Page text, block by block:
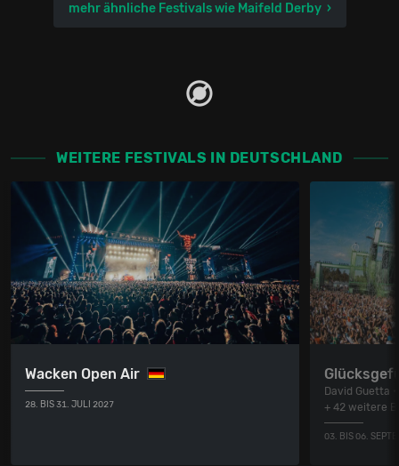
mehr ähnliche Festivals wie Maifeld Derby
WEITERE FESTIVALS IN DEUTSCHLAND
Wacken Open Air
28. BIS 31. JULI 2027
David Guetta
+ 42 weitere
03. BIS 06.